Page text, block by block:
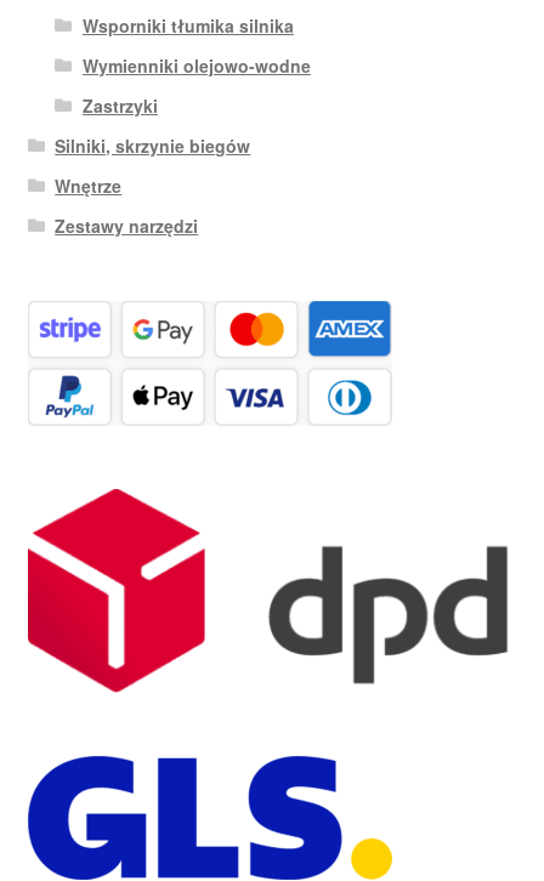
Wsporniki tłumika silnika
Wymienniki olejowo-wodne
Zastrzyki
Silniki, skrzynie biegów
Wnętrze
Zestawy narzędzi